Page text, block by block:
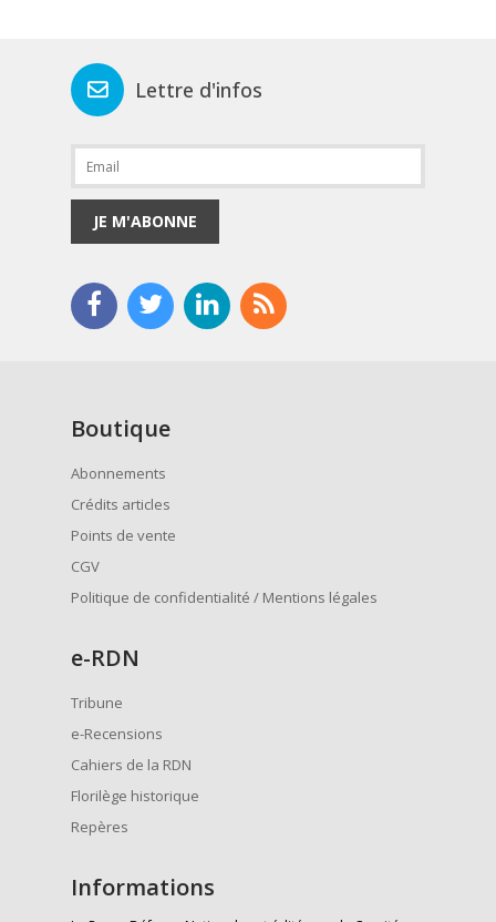
Lettre d'infos
JE M'ABONNE
Boutique
Abonnements
Crédits articles
Points de vente
CGV
Politique de confidentialité / Mentions légales
e-RDN
Tribune
e-Recensions
Cahiers de la RDN
Florilège historique
Repères
Informations